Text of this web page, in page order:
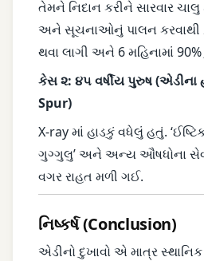
તેમને નિદાન કરીને સારવાર
અને સૂચનાઓનું પાલન કરવાથી 2
થવા લાગી અને 6 મહિનામાં
કેસ ૨: ૪૫ વર્ષીય પુરુષ (એડીના
Spur)
X-ray માં હાડકું વધેલું હતું.
ગુગ્ગુલુ’ અને અન્ય ઔષધોના
વગર રાહત મળી ગઈ.
નિષ્કર્ષ (Conclusion)
એડીનો દુખાવો એ માત્ર